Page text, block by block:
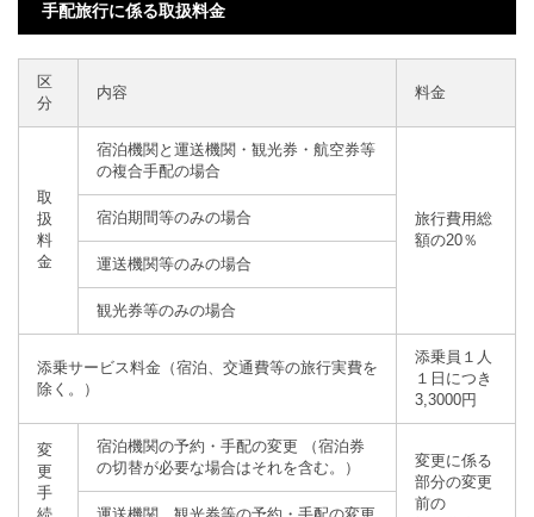
手配旅行に係る取扱料金
区
分
内容 料金
取
扱
料
金
宿泊機関と運送機関・観光券・航空券等
の複合手配の場合
旅行費用総
額の20％
宿泊期間等のみの場合
運送機関等のみの場合
観光券等のみの場合
添乗サービス料金（宿泊、交通費等の旅行実費を
除く。）
添乗員１人
１日につき
3,3000円
変
更
手
宿泊機関の予約・手配の変更 （宿泊券
の切替が必要な場合はそれを含む。）
変更に係る
部分の変更
前の